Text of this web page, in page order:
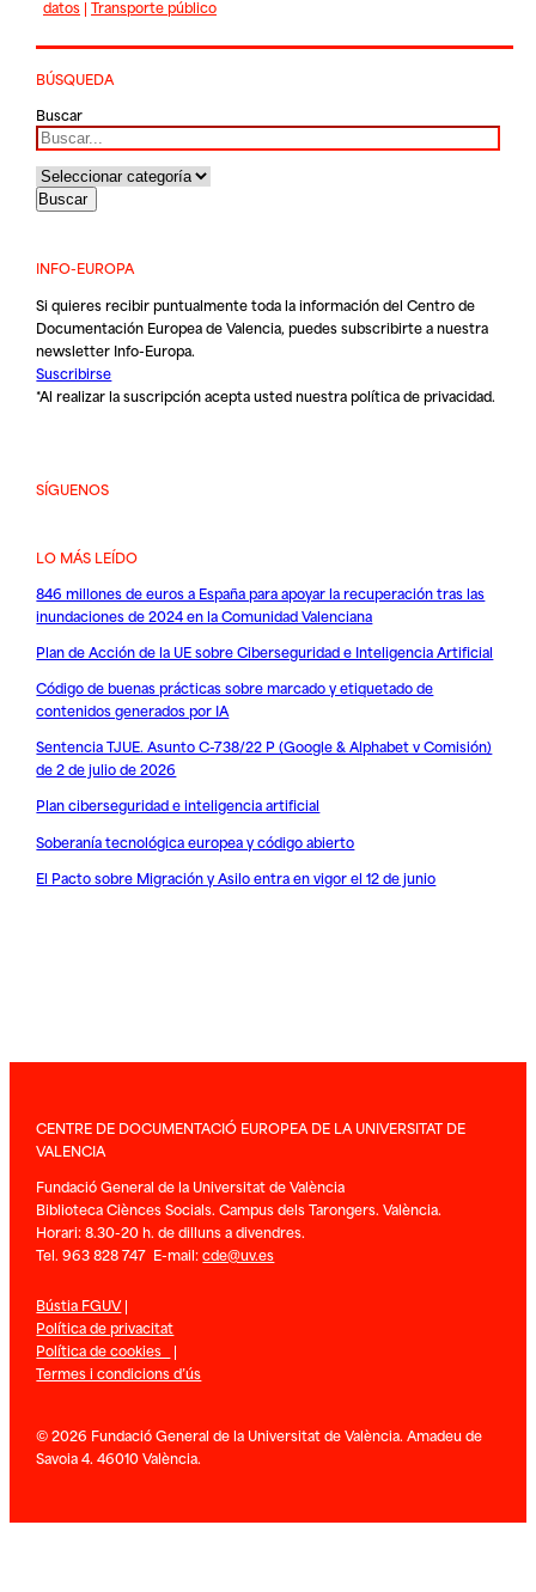
datos| Transporte público
BÚSQUEDA
Buscar
INFO-EUROPA
Si quieres recibir puntualmente toda la información del Centro de
Documentación Europea de Valencia, puedes subscribirte a nuestra
newsletter Info-Europa.
Suscribirse
*Al realizar la suscripción acepta usted nuestrapolítica de privacidad.
SÍGUENOS
LO MÁS LEÍDO
846 millones de euros a España para apoyar la recuperación tras las
inundaciones de 2024 en la Comunidad Valenciana
Plan de Acción de la UE sobre Ciberseguridad e Inteligencia Artificial
Código de buenas prácticas sobre marcado y etiquetado de
contenidos generados por IA
Sentencia TJUE. Asunto C-738/22 P (Google & Alphabet v Comisión)
de 2 de julio de 2026
Plan ciberseguridad e inteligencia artificial
Soberanía tecnológica europea y código abierto
El Pacto sobre Migración y Asilo entra en vigor el 12 de junio
CENTRE DE DOCUMENTACIÓ EUROPEA DE LA UNIVERSITAT DE
VALENCIA
Fundació General de la Universitat de València
Biblioteca Ciènces Socials. Campus dels Tarongers. València.
Horari: 8.30-20 h. de dilluns a divendres.
Tel. 963 828 747 E-mail:cde@uv.es
Bústia FGUV|
Política de privacitat
Política de cookies |
Termes i condicions d’ús
© 2026 Fundació General de la Universitat de València. Amadeu de
Savoia 4. 46010 València.